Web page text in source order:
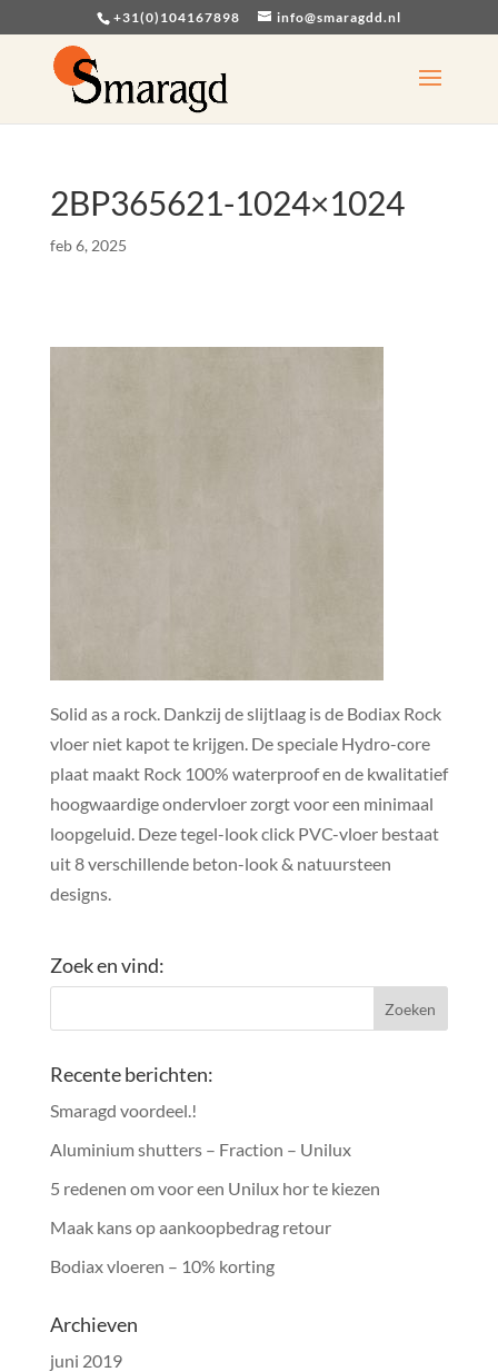
+31(0)104167898 info@smaragdd.nl
2BP365621-1024×1024
feb 6, 2025
Solid as a rock. Dankzij de slijtlaag is de Bodiax Rock
vloer niet kapot te krijgen. De speciale Hydro-core
plaat maakt Rock 100% waterproof en de kwalitatief
hoogwaardige ondervloer zorgt voor een minimaal
loopgeluid. Deze tegel-look click PVC-vloer bestaat
uit 8 verschillende beton-look & natuursteen
designs.
Zoek en vind:
Recente berichten:
Smaragd voordeel.!
Aluminium shutters – Fraction – Unilux
5 redenen om voor een Unilux hor te kiezen
Maak kans op aankoopbedrag retour
Bodiax vloeren – 10% korting
Archieven
juni 2019